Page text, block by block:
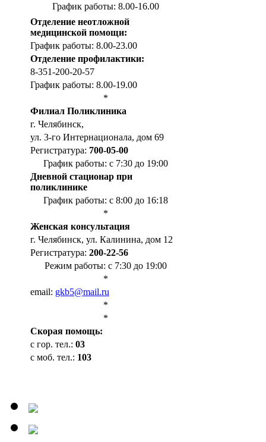
График работы: 8.00-16.00
Отделение неотложной
медицинской помощи:
График работы: 8.00-23.00
Отделение профилактики:
8-351-200-20-57
График работы: 8.00-19.00
*
Филиал Поликлиника
г. Челябинск,
ул. 3-го Интернационала, дом 69
Регистратура: 700-05-00
График работы: с 7:30 до 19:00
Дневной стационар при
поликлинике
График работы: с 8:00 до 16:18
*
Женская консультация
г. Челябинск, ул. Калинина, дом 12
Регистратура: 200-22-56
Режим работы: с 7:30 до 19:00
*
email: gkb5@mail.ru
*
*
Cкорая помощь:
с гор. тел.: 03
с моб. тел.: 103